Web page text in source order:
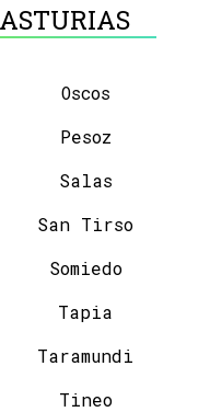
Oscos
Pesoz
Salas
San Tirso
Somiedo
Tapia
Taramundi
Tineo